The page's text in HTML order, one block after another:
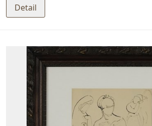
Detail